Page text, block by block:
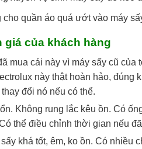
cho quần áo quá ướt vào máy
giá của khách hàng
mua cái này vì máy sấy cũ
này thật hoàn hảo, đúng
thay đổi nó nếu có thể.
Không rung lắc kêu ồn. Có
thể điều chỉnh thời gian nếu
khá tốt, êm, ko ồn. Có nhiều